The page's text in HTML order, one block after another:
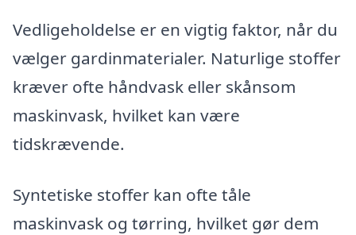
Vedligeholdelse er en vigtig faktor, når du
vælger gardinmaterialer. Naturlige stoffer
kræver ofte håndvask eller skånsom
maskinvask, hvilket kan være
tidskrævende.
Syntetiske stoffer kan ofte tåle
maskinvask og tørring, hvilket gør dem